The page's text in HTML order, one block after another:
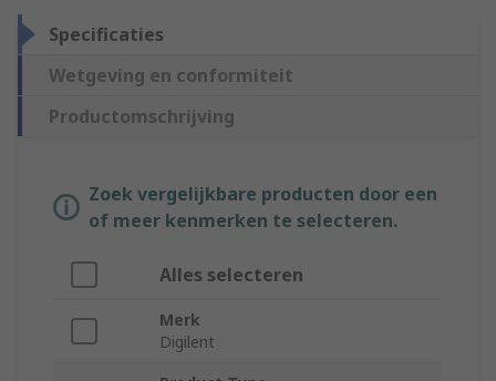
Specificaties
Wetgeving en conformiteit
Productomschrijving
Zoek vergelijkbare producten door een
of meer kenmerken te selecteren.
Alles selecteren
Merk
Digilent